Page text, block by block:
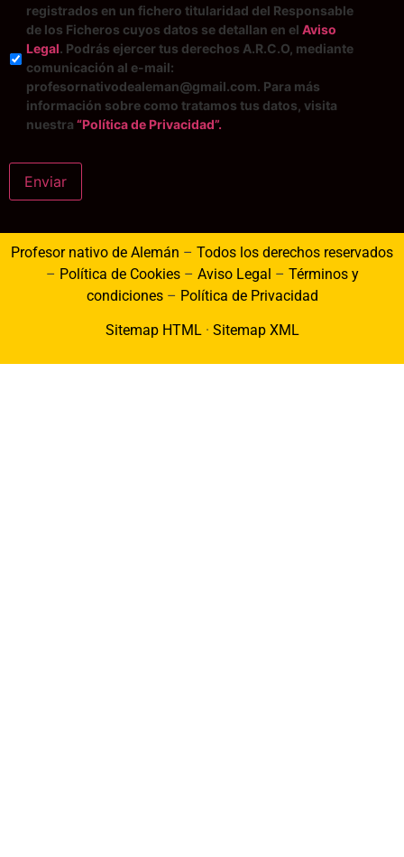
registrados en un fichero titularidad del Responsable
de los Ficheros cuyos datos se detallan en el Aviso
Legal. Podrás ejercer tus derechos A.R.C.O, mediante
comunicación al e-mail:
profesornativodealeman@gmail.com. Para más
información sobre como tratamos tus datos, visita
nuestra “Política de Privacidad”.
Enviar
Profesor nativo de Alemán – Todos los derechos reservados
– Política de Cookies– Aviso Legal – Términos y
condiciones– Política de Privacidad
Sitemap HTML· Sitemap XML